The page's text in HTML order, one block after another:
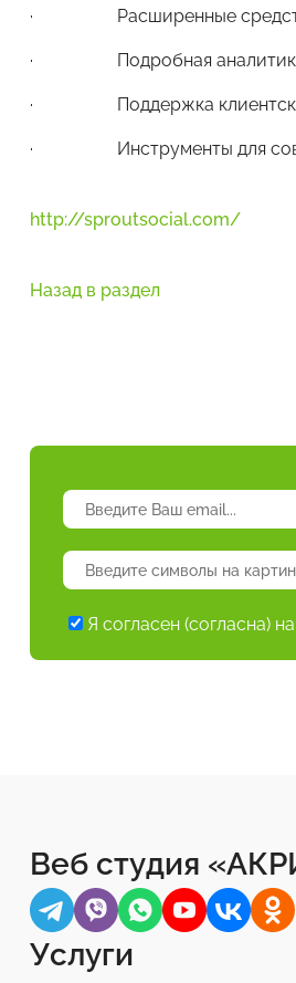
· Расширенные средства
· Подробная аналитика и
· Поддержка
· Инструменты для
http://sproutsocial.com/
Назад в раздел
Я согласен (согласна)
Веб студия
Услуги